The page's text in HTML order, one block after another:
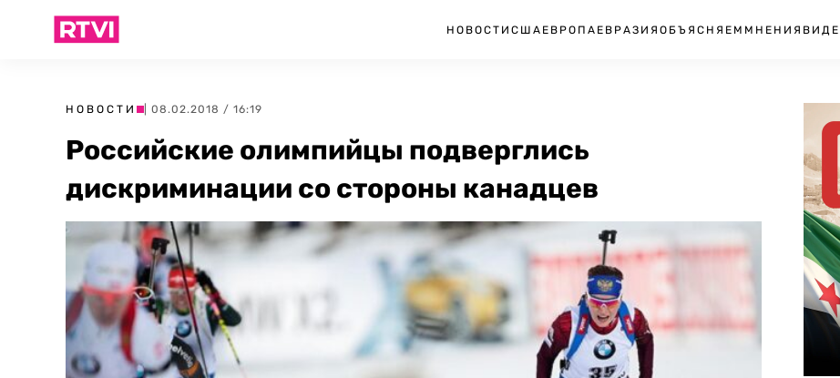
НОВОСТИ США ЕВРОПА ЕВРАЗИЯ ОБЪЯСНЯЕМ МНЕНИЯ
НОВОСТИ | 08.02.2018 / 16:19
Российские олимпийцы подверглись
дискриминации со стороны канадцев